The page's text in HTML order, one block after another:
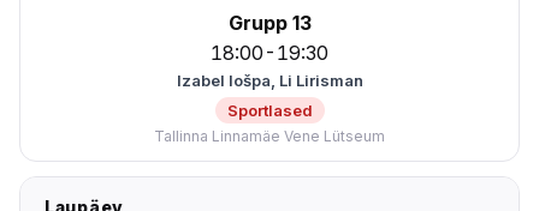
18:00-19:30
Grupp 13
Sportlased
Izabel Iošpa, Li Lirisman
Tallinna Linnamäe Vene Lütseum
Laupäev